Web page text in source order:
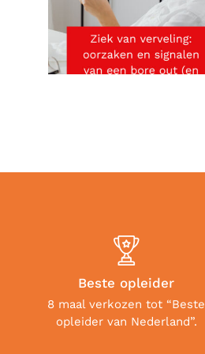
Beste opleider
8 maal verkozen tot “Beste
opleider van Nederland”.